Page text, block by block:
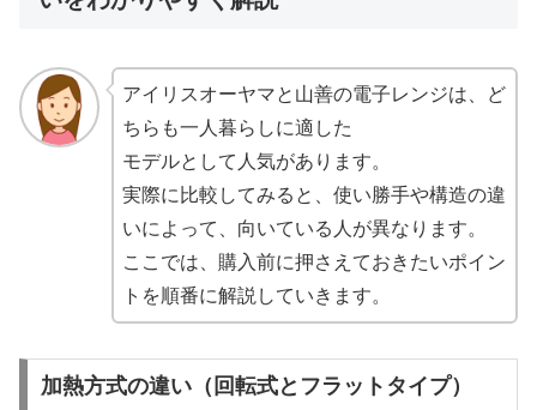
アイリスオーヤマと山善の電子レンジは、ど
ちらも一人暮らしに適した
モデルとして人気があります。
実際に比較してみると、使い勝手や構造の違
いによって、向いている人が異なります。
ここでは、購入前に押さえておきたいポイン
トを順番に解説していきます。
加熱方式の違い（回転式とフラットタイプ）